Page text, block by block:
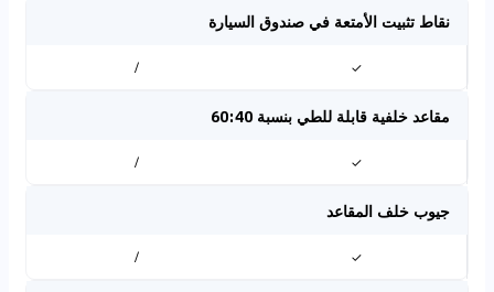
نقاط تثبيت الأمتعة في صندوق السيارة
✓
/
مقاعد خلفية قابلة للطي بنسبة 60:40
✓
/
جيوب خلف المقاعد
✓
/